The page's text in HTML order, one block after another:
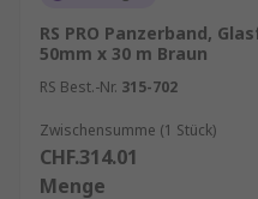
RS PRO Panzerband,
50mm x 30 m Braun
RS Best.-Nr. 315-702
Zwischensumme (1 Stück)
CHF.314.01
Menge